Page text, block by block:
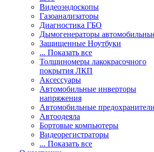
Видеоэндоскопы
Газоанализаторы
Диагностика ГБО
Дымогенераторы
Защищенные Ноутбуки
... Показать все
Толщиномеры лакокрасочного
покрытия ЛКП
Аксессуары
Автомобильные инверторы
напряжения
Автомобильные
Автоодеяла
Бортовые компьютеры
Видеорегистраторы
... Показать все